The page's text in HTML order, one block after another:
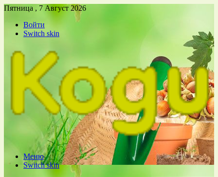
Пятница , 7 Август 2026
Войти
Switch skin
Меню
Switch skin